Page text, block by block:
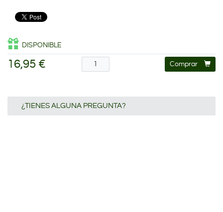
DISPONIBLE
16,95 € Comprar
¿TIENES ALGUNA PREGUNTA?